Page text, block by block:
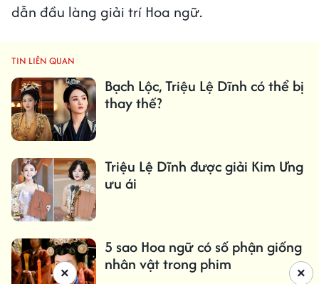
dẫn đầu làng giải trí Hoa ngữ.
TIN LIÊN QUAN
Bạch Lộc, Triệu Lệ Dĩnh có thể bị
thay thế?
Triệu Lệ Dĩnh được giải Kim Ưng
ưu ái
5 sao Hoa ngữ có số phận giống
nhân vật trong phim
×
×